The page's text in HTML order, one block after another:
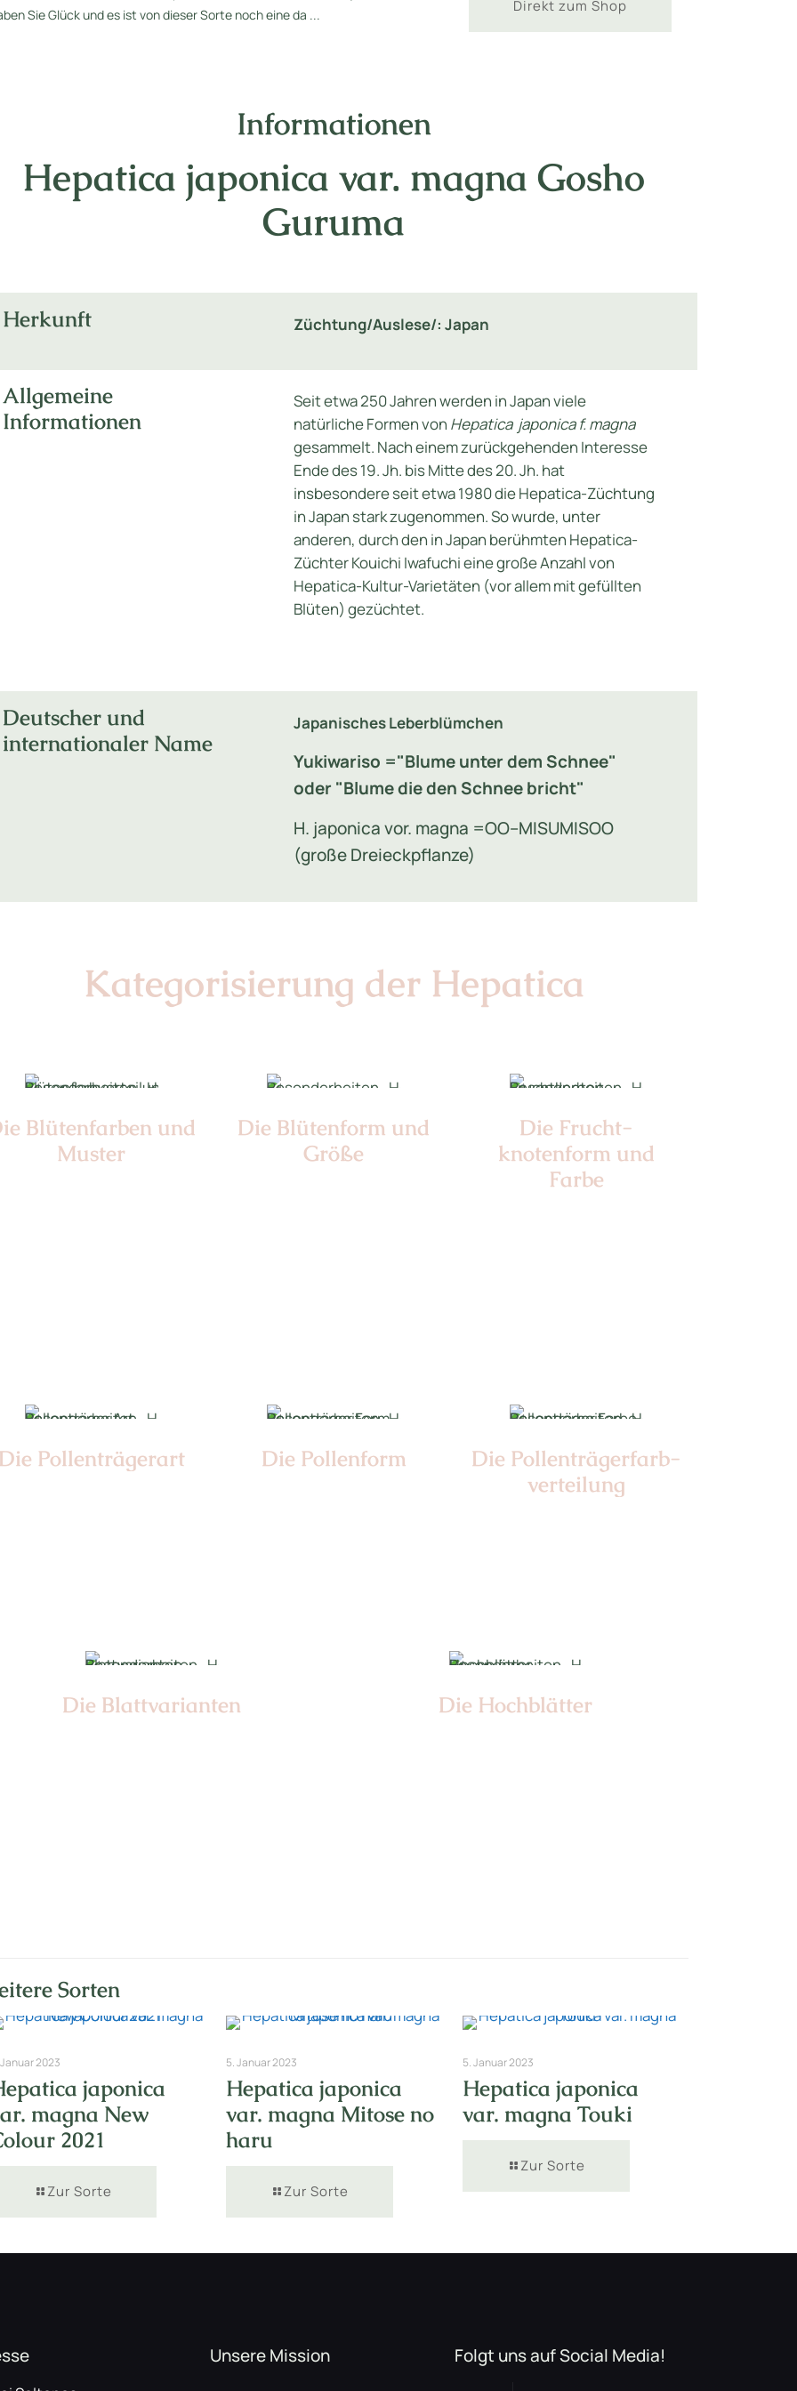
Sie Glück und es ist von dieser Sorte noch eine da ...
Direkt zum Shop
Informationen
Hepatica japonica var. magna Gosho
Guruma
Herkunft Züchtung/Auslese/: Japan
Allgemeine
Informationen
Seit etwa 250 Jahren werden in Japan viele
natürliche Formen von Hepatica japonica f. magna
gesammelt. Nach einem zurückgehenden Interesse
Ende des 19. Jh. bis Mitte des 20. Jh. hat
insbesondere seit etwa 1980 die Hepatica-Züchtung
in Japan stark zugenommen. So wurde, unter
anderen, durch den in Japan berühmten Hepatica-
Züchter Kouichi Iwafuchi eine große Anzahl von
Hepatica-Kultur-Varietäten (vor allem mit gefüllten
Blüten) gezüchtet.
Deutscher und
internationaler Name
Japanisches Leberblümchen
Yukiwariso ="Blume unter dem Schnee"
oder "Blume die den Schnee bricht"
H. japonica vor. magna =OO--MISUMISOO
(große Dreieckpflanze)
Kategorisierung der Hepatica
Blüten­farben und
Muster
Die Blüten­form und
Größe
Die Frucht­
knotenform und
Farbe
Pollen­trägerart Die Pollen­form
Die Pollen­trägerfarb­
verteilung
Die Blattvarianten Die Hochblätter
Sorten
2023
japonica
magna New
2021
Zur Sorte
5. Januar 2023
Hepatica japonica
var. magna Mitose no
haru
Zur Sorte
5. Januar 2023
Hepatica japonica
var. magna Touki
Zur Sorte
Unsere Mission Folgt uns auf Social Media!